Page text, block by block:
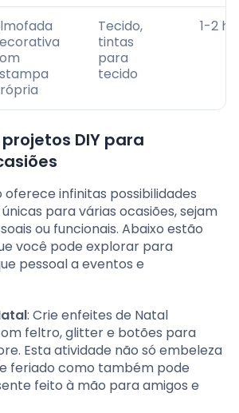
Tecido,
tintas
para
tecido
1-2
DIY para
oferece infinitas possibilidades
para várias ocasiões, sejam
ou funcionais. Abaixo estão
você pode explorar para
pessoal a eventos e
: Crie enfeites de Natal
feltro, glitter e botões para
Esta atividade não só embeleza
feriado como também pode
feito à mão para amigos e